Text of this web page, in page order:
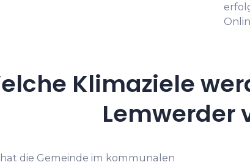
Klimaziele
Lemwerder
die Gemeinde im kommunalen